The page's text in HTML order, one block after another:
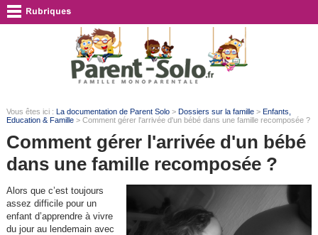
Vous êtes ici : La documentation de Parent Solo> Dossiers sur la famille> Enfants,
Education & Famille> Comment gérer l'arrivée d'un bébé dans une famille recomposée ?
Comment gérer l'arrivée d'un bébé
dans une famille recomposée ?
Alors que c’est toujours
assez difficile pour un
enfant d’apprendre à vivre
du jour au lendemain avec